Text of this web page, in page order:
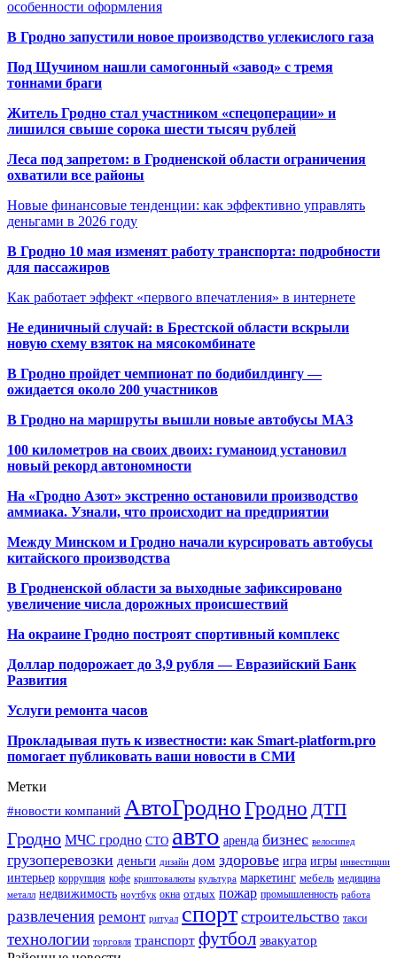
особенности оформления
В Гродно запустили новое производство углекислого газа
Под Щучином нашли самогонный «завод» с тремя
тоннами браги
Житель Гродно стал участником «спецоперации» и
лишился свыше сорока шести тысяч рублей
Леса под запретом: в Гродненской области ограничения
охватили все районы
Новые финансовые тенденции: как эффективно управлять
деньгами в 2026 году
В Гродно 10 мая изменят работу транспорта: подробности
для пассажиров
Как работает эффект «первого впечатления» в интернете
Не единичный случай: в Брестской области вскрыли
новую схему взяток на мясокомбинате
В Гродно пройдет чемпионат по бодибилдингу —
ожидается около 200 участников
В Гродно на маршруты вышли новые автобусы МАЗ
100 километров на своих двоих: гуманоид установил
новый рекорд автономности
На «Гродно Азот» экстренно остановили производство
аммиака. Узнали, что происходит на предприятии
Между Минском и Гродно начали курсировать автобусы
китайского производства
В Гродненской области за выходные зафиксировано
увеличение числа дорожных происшествий
На окраине Гродно построят спортивный комплекс
Доллар подорожает до 3,9 рубля — Евразийский Банк
Развития
Услуги ремонта часов
Прокладывая путь к известности: как Smart-platform.pro
помогает публиковать ваши новости в СМИ
Метки
#новости компаний АвтоГродноГродно ДТП
Гродно МЧС гродно СТО авто аренда бизнес велосипед
грузоперевозки деньги дизайн дом здоровье игра игры инвестиции
интерьер коррупция кофе криптовалюты культура маркетинг мебель медицина
металл недвижимость ноутбук окна отдых пожар промышленность работа
развлечения ремонт ритуал спорт строительство такси
технологии торговля транспорт футбол эвакуатор